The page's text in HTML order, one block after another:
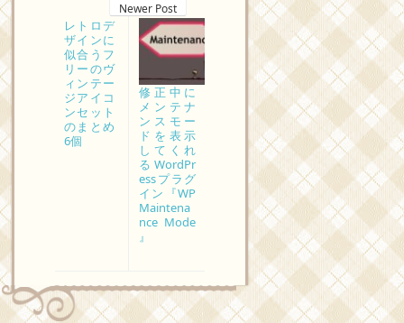
Newer Post
修正中に
メンテナ
ンスモー
ドを表示
してくれ
るWordPr
essプラグ
イン『WP
Maintena
nce Mode
』
レトロデ
ザインに
似合うフ
リーのヴ
ィンテー
ジアイコ
ンセット
のまとめ
6個